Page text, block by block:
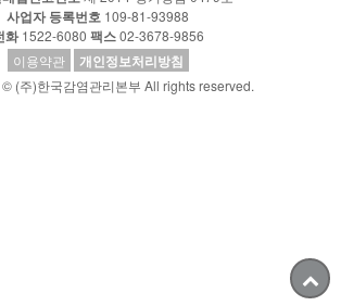
사업자 등록번호 109-81-93988
화1522-6080 팩스02-3678-9856
이용약관
개인정보처리방침
(주)한국감염관리본부 All rights reserved.